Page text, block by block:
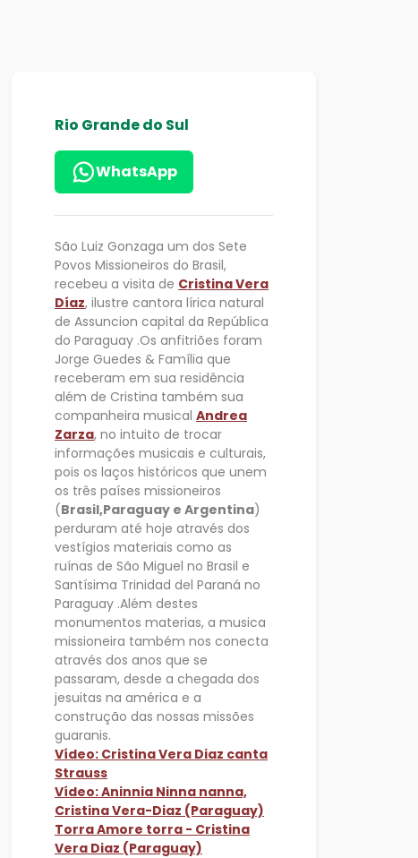
Rio Grande do Sul
WhatsApp
São Luiz Gonzaga um dos Sete
Povos Missioneiros do Brasil,
recebeu a visita de Cristina Vera
Díaz, ilustre cantora lírica natural
de Assuncion capital da República
do Paraguay .Os anfitriões foram
Jorge Guedes & Família que
receberam em sua residência
além de Cristina também sua
companheira musical Andrea
Zarza, no intuito de trocar
informações musicais e culturais,
pois os laços históricos que unem
os três países missioneiros
(Brasil,Paraguay e Argentina)
perduram até hoje através dos
vestígios materiais como as
ruínas de São Miguel no Brasil e
Santísima Trinidad del Paraná no
Paraguay .Além destes
monumentos materias, a musica
missioneira também nos conecta
através dos anos que se
passaram, desde a chegada dos
jesuitas na américa e a
construção das nossas missões
guaranis.
Vídeo: Cristina Vera Diaz canta
Strauss
Vídeo: Aninnia Ninna nanna,
Cristina Vera-Diaz (Paraguay)
Torra Amore torra - Cristina
Vera Diaz (Paraguay)